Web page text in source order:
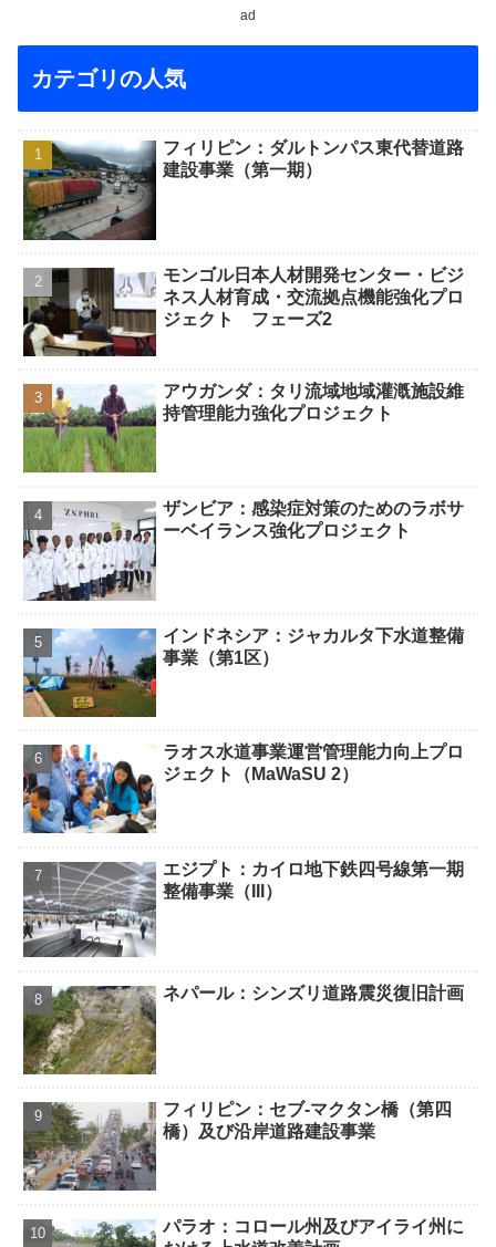
ad
カテゴリの人気
フィリピン：ダルトンパス東代替道路
建設事業（第一期）
モンゴル日本人材開発センター・ビジ
ネス人材育成・交流拠点機能強化プロ
ジェクト フェーズ2
アウガンダ：タリ流域地域灌漑施設維
持管理能力強化プロジェクト
ザンビア：感染症対策のためのラボサ
ーベイランス強化プロジェクト
インドネシア：ジャカルタ下水道整備
事業（第1区）
ラオス水道事業運営管理能力向上プロ
ジェクト（MaWaSU 2）
エジプト：カイロ地下鉄四号線第一期
整備事業（III）
ネパール：シンズリ道路震災復旧計画
フィリピン：セブ-マクタン橋（第四
橋）及び沿岸道路建設事業
パラオ：コロール州及びアイライ州に